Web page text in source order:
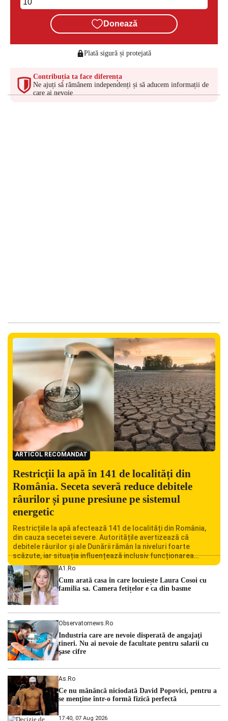
Donează
Plată sigură și protejată
Contribuția ta face diferența
Ne ajuți să rămânem independenți și să aducem informații de
care ai nevoie
ARTICOL RECOMANDAT
Restricții la apă în 141 de localități din
România. Seceta severă reduce debitele
râurilor și pune presiune pe sistemul
energetic
Restricțiile la apă afectează 141 de localități din România,
din cauza secetei severe. Autoritățile avertizează că
debitele râurilor și ale Dunării rămân la niveluri foarte
scăzute, iar situația influențează inclusiv funcționarea
Centralei Nucleare de la Cernavodă. România se confruntă
cu una dintre cele mai dificile perioade din punct de vedere
hidrologic din ultimii ani. Lipsa […]
A1.ro
Cum arată casa în care locuiește Laura Cosoi cu
familia sa. Camera fetițelor e ca din basme
Observatornews.ro
Industria care are nevoie disperată de angajaţi
tineri. Nu ai nevoie de facultate pentru salarii cu
şase cifre
As.ro
Ce nu mănâncă niciodată David Popovici, pentru a
se menţine într-o formă fizică perfectă
17:40, 07 Aug 2026